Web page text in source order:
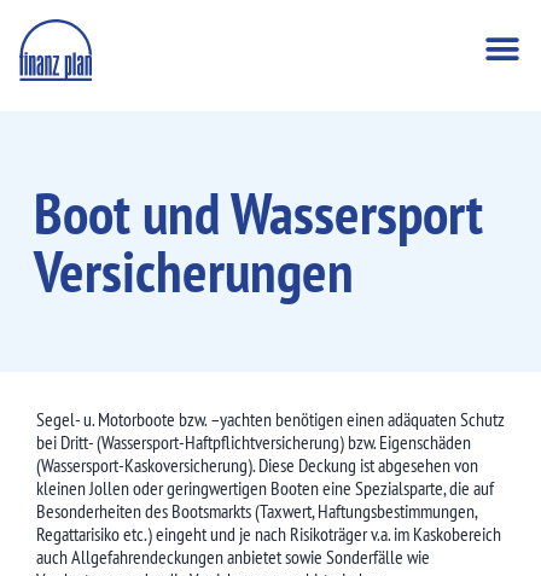
Boot und Wassersport
Versicherungen
Segel- u. Motorboote bzw. –yachten benötigen einen adäquaten Schutz
bei Dritt- (Wassersport-Haftpflichtversicherung) bzw. Eigenschäden
(Wassersport-Kaskoversicherung). Diese Deckung ist abgesehen von
kleinen Jollen oder geringwertigen Booten eine Spezialsparte, die auf
Besonderheiten des Bootsmarkts (Taxwert, Haftungsbestimmungen,
Regattarisiko etc.) eingeht und je nach Risikoträger v.a. im Kaskobereich
auch Allgefahrendeckungen anbietet sowie Sonderfälle wie